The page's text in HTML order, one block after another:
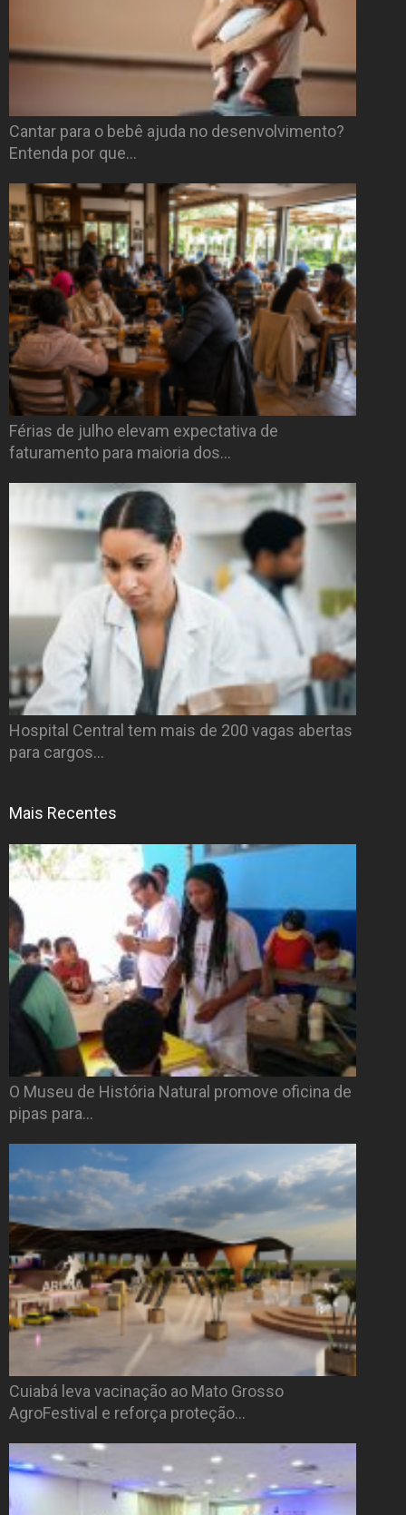
Cantar para o bebê ajuda no desenvolvimento?
Entenda por que…
Férias de julho elevam expectativa de
faturamento para maioria dos…
Hospital Central tem mais de 200 vagas abertas
para cargos…
Mais Recentes
O Museu de História Natural promove oficina de
pipas para…
Cuiabá leva vacinação ao Mato Grosso
AgroFestival e reforça proteção…